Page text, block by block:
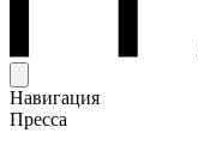
Навигация
Пресса